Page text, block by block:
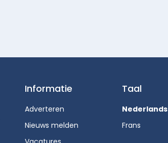
Informatie
Adverteren
Nieuws melden
Taal
Nederlands
Frans